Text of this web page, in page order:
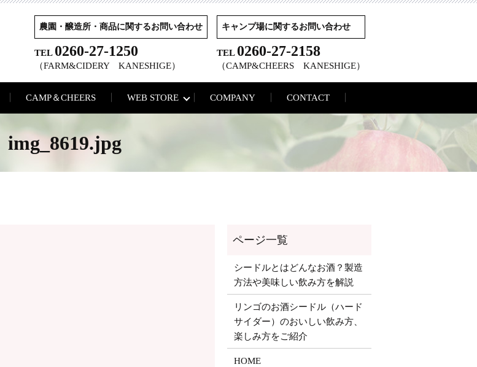
農園・醸造所・商品に関するお問い合わせ
TEL 0260-27-1250
（FARM&CIDERY KANESHIGE）
キャンプ場に関するお問い合わせ
TEL 0260-27-2158
（CAMP&CHEERS KANESHIGE）
CAMP＆CHEERS WEB STORE COMPANY CONTACT
img_8619.jpg
シードルとはどんなお酒？製造
方法や美味しい飲み方を解説
リンゴのお酒シードル（ハード
サイダー）のおいしい飲み方、
楽しみ方をご紹介
HOME